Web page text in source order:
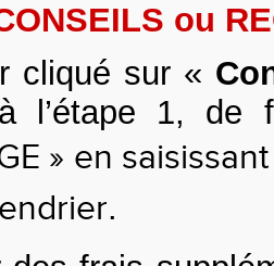
ou
cliqué sur «
l’étape 1, de
» en
.